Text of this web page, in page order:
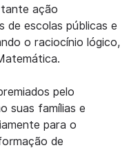
ação
de escolas públicas e
o raciocínio lógico,
pelo
suas famílias e
para o
de